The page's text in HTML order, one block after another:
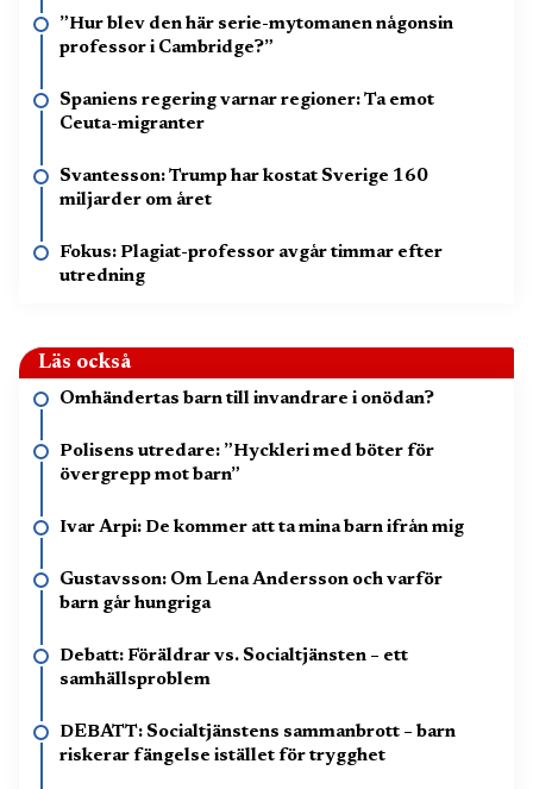
”Hur blev den här serie-mytomanen någonsin
professor i Cambridge?”
Spaniens regering varnar regioner: Ta emot
Ceuta-migranter
Svantesson: Trump har kostat Sverige 160
miljarder om året
Fokus: Plagiat-professor avgår timmar efter
utredning
Läs också
Omhändertas barn till invandrare i onödan?
Polisens utredare: ”Hyckleri med böter för
övergrepp mot barn”
Ivar Arpi: De kommer att ta mina barn ifrån mig
Gustavsson: Om Lena Andersson och varför
barn går hungriga
Debatt: Föräldrar vs. Socialtjänsten – ett
samhällsproblem
DEBATT: Socialtjänstens sammanbrott – barn
riskerar fängelse istället för trygghet